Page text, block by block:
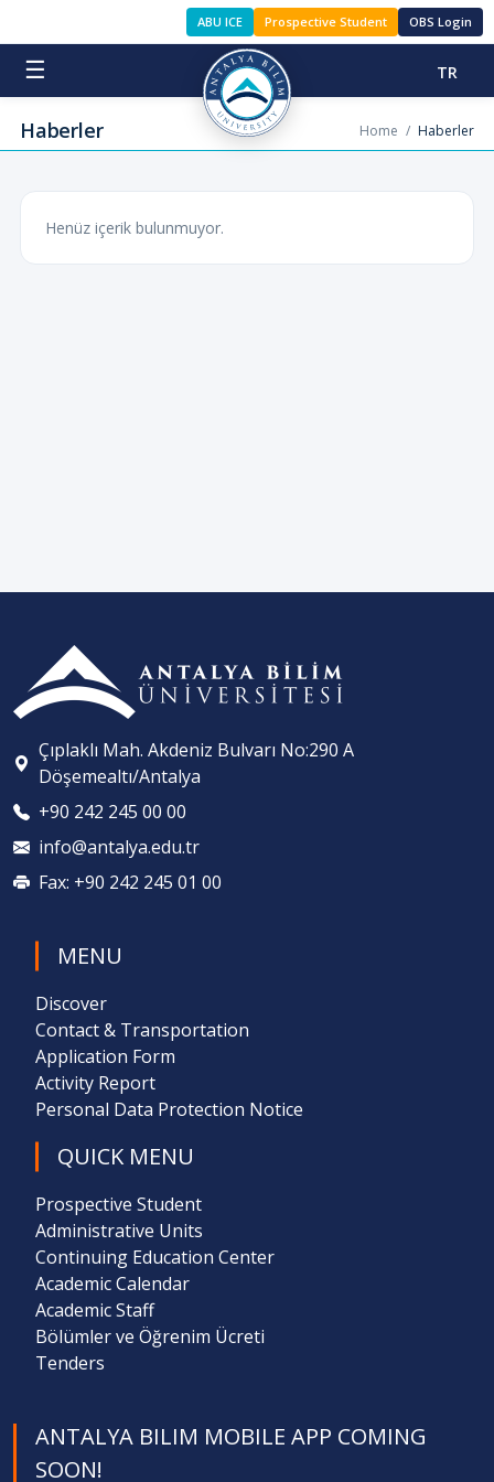
ABU ICE Prospective Student OBS Login
☰ TR
Haberler Home / Haberler
Henüz içerik bulunmuyor.
Çıplaklı Mah. Akdeniz Bulvarı No:290 A
Döşemealtı/Antalya
+90 242 245 00 00
info@antalya.edu.tr
Fax: +90 242 245 01 00
MENU
Discover
Contact & Transportation
Application Form
Activity Report
Personal Data Protection Notice
QUICK MENU
Prospective Student
Administrative Units
Continuing Education Center
Academic Calendar
Academic Staff
Bölümler ve Öğrenim Ücreti
Tenders
ANTALYA BILIM MOBILE APP COMING
SOON!